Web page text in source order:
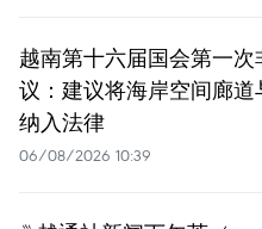
越南第十六届国会第一次
议：建议将海岸空间廊
纳入法律
06/08/2026 10:39